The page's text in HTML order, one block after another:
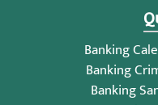
Banking
Banking
Banking